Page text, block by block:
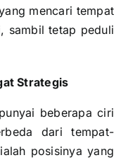
mencari tempat
sambil tetap peduli
Strategis
beberapa ciri
dari tempat-
posisinya yang